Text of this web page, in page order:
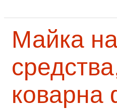
Майка
коварна